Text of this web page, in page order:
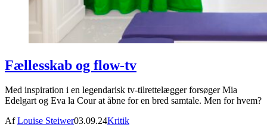
Fællesskab og flow-tv
Med inspiration i en legendarisk tv-tilrettelægger forsøger Mia
Edelgart og Eva la Cour at åbne for en bred samtale. Men for hvem?
AfLouise Steiwer03.09.24Kritik